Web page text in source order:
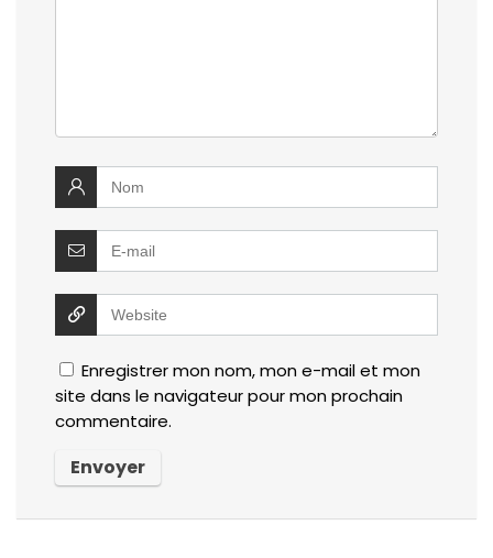
Enregistrer mon nom, mon e-mail et mon
site dans le navigateur pour mon prochain
commentaire.